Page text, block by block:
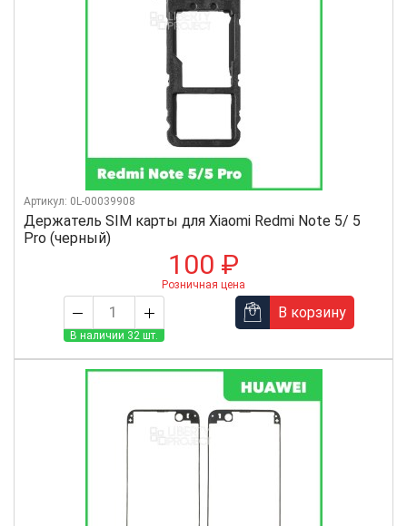
Держатель SIM карты для Xiaomi Redmi Note 5/ 5
Pro (черный)
Артикул: 0L-00039908
100 ₽
Розничная цена
В наличии 32 шт.
В корзину